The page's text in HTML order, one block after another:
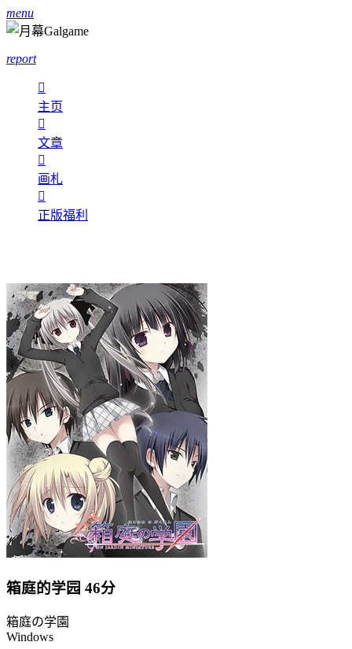
menu
report

主页

文章

画札

正版福利
箱庭的学园 46分
箱庭の学園
Windows